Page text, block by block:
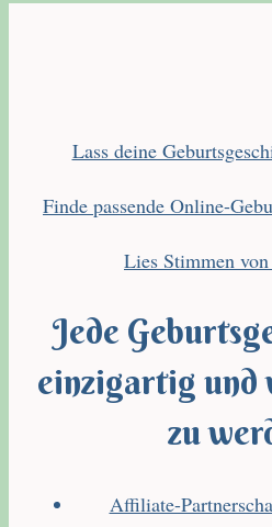
Lass deine
Finde passende Online-
Lies Stimmen
Jede
einzigartig und
zu
Affiliate-